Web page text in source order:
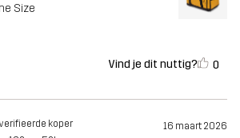
Size
Vind je dit nuttig? 0
koper 16 maart 2026